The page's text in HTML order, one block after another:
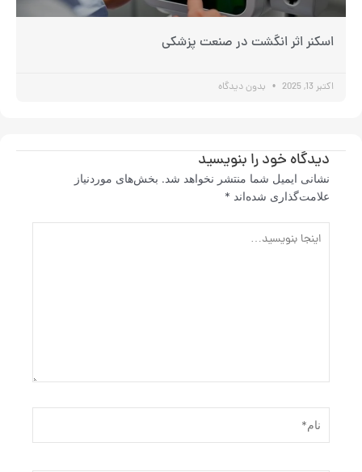
اسکنر اثر انگشت در صنعت پزشکی
اکتبر 13, 2025 بدون دیدگاه
دیدگاه‌ خود را بنویسید
نشانی ایمیل شما منتشر نخواهد شد. بخش‌های موردنیاز
علامت‌گذاری شده‌اند *
بنویسید…